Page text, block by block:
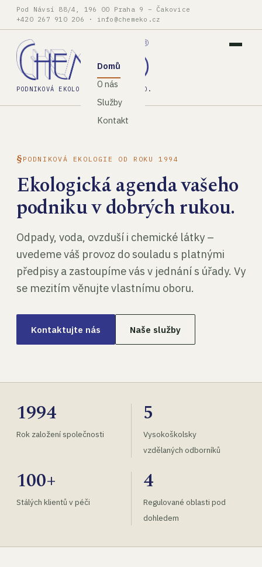
Pod Návsí 88/4, 196 00 Praha 9 – Čakovice
+420 267 910 206 · info@chemeko.cz
PODNIKOVÁ EKOLOGIE, SPOL. S R.O.
Domů
O nás
Služby
Kontakt
PODNIKOVÁ EKOLOGIE OD ROKU 1994
Ekologická agenda vašeho
podniku v dobrých rukou.
Odpady, voda, ovzduší i chemické látky –
uvedeme váš provoz do souladu s platnými
předpisy a zastoupíme vás v jednání s úřady. Vy
se mezitím věnujte vlastnímu oboru.
Kontaktujte nás Naše služby
1994
Rok založení společnosti
5
Vysokoškolsky
vzdělaných odborníků
100+
Stálých klientů v péči
4
Regulované oblasti pod
dohledem